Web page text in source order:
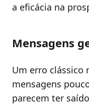
a eficácia na
Mensagens
Um erro clássico
mensagens
parecem ter